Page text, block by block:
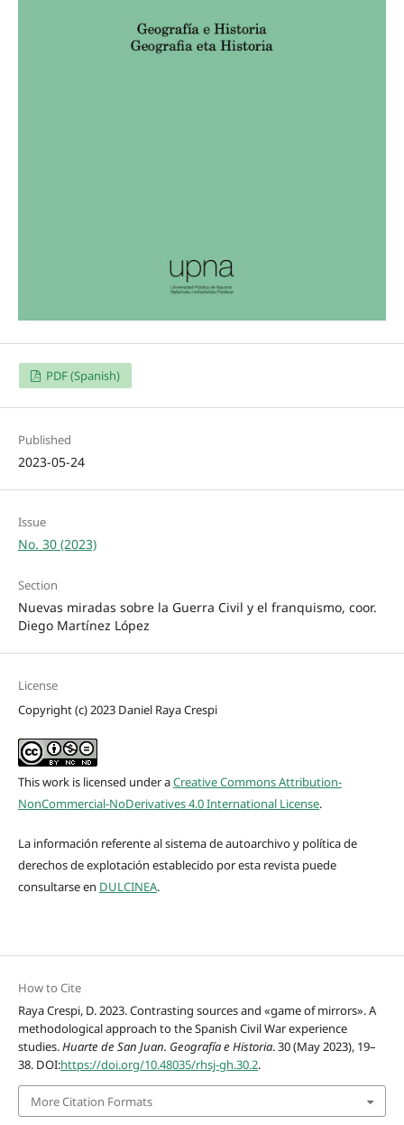
PDF (Spanish)
Published
2023-05-24
Issue
No. 30 (2023)
Section
Nuevas miradas sobre la Guerra Civil y el franquismo, coor.
Diego Martínez López
License
Copyright (c) 2023 Daniel Raya Crespi
This work is licensed under aCreative Commons Attribution-
NonCommercial-NoDerivatives 4.0 International License.
La información referente al sistema de autoarchivo y política de
derechos de explotación establecido por esta revista puede
consultarse en DULCINEA.
How to Cite
Raya Crespi, D. 2023. Contrasting sources and «game of mirrors». A
methodological approach to the Spanish Civil War experience
studies.Huarte de San Juan. Geografía e Historia. 30 (May 2023), 19–
38. DOI:https://doi.org/10.48035/rhsj-gh.30.2.
More Citation Formats